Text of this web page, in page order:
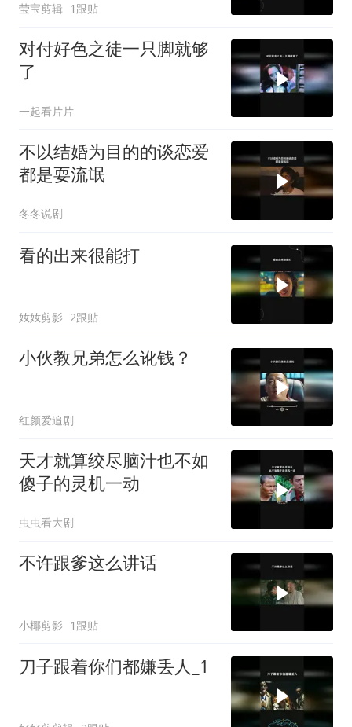
莹宝剪辑 1跟贴
对付好色之徒一只脚就够
了
一起看片片
不以结婚为目的的谈恋爱
都是耍流氓
冬冬说剧
看的出来很能打
奻奻剪影 2跟贴
小伙教兄弟怎么讹钱？
红颜爱追剧
天才就算绞尽脑汁也不如
傻子的灵机一动
虫虫看大剧
不许跟爹这么讲话
小椰剪影 1跟贴
刀子跟着你们都嫌丢人_1